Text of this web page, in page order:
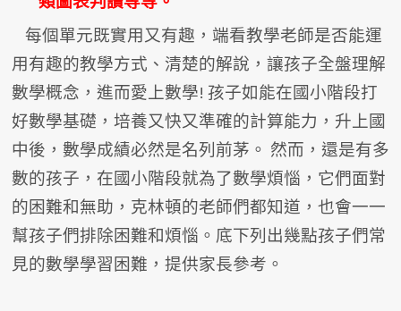
每個單元既實用又有趣，端看教學老師是否能運
用有趣的教學方式、清楚的解說，讓孩子全盤理解
數學概念，進而愛上數學! 孩子如能在國小階段打
好數學基礎，培養又快又準確的計算能力，升上國
中後，數學成績必然是名列前茅。 然而，還是有多
數的孩子，在國小階段就為了數學煩惱，它們面對
的困難和無助，克林頓的老師們都知道，也會一一
幫孩子們排除困難和煩惱。底下列出幾點孩子們常
見的數學學習困難，提供家長參考。